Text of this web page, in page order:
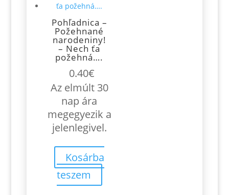
Pohľadnica –
Požehnané
narodeniny!
– Nech ťa
požehná….
0.40€
Az elmúlt 30
nap ára
megegyezik a
jelenlegivel.
Kosárba
teszem